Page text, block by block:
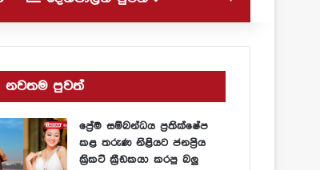
නවතම පුවත්
ප්‍රේම සම්බන්ධය ප්‍රතික්ෂේප
කළ තරුණ නිළියට ජනප්‍රිය
ක්‍රිකට් ක්‍රීඩකයා කරපු බලු